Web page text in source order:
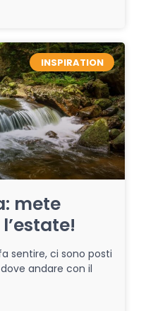
INSPIRATION
mete
sentire, ci sono posti
andare con il